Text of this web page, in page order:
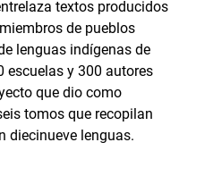
textos producidos
de pueblos
lenguas indígenas de
escuelas y 300 autores
que dio como
tomos que recopilan
diecinueve lenguas.